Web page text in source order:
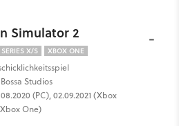
Simulator 2
X/S XBOX ONE
Studios
(PC), 02.09.2021 (Xbox
One)
-